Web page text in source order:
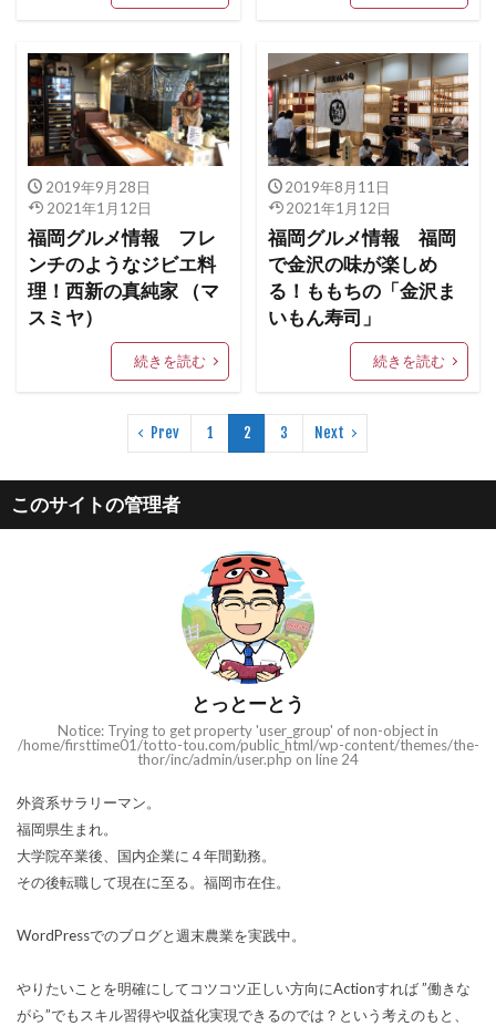
2019年9月28日
2021年1月12日
福岡グルメ情報 フレ
ンチのようなジビエ料
理！西新の真純家 （マ
スミヤ）
続きを読む
2019年8月11日
2021年1月12日
福岡グルメ情報 福岡
で金沢の味が楽しめ
る！ももちの「金沢ま
いもん寿司」
続きを読む
Prev 1 2 3 Next
このサイトの管理者
とっとーとう
Notice: Trying to get property 'user_group' of non-object in
/home/firsttime01/totto-tou.com/public_html/wp-content/themes/the-
thor/inc/admin/user.php on line 24
外資系サラリーマン。
福岡県生まれ。
大学院卒業後、国内企業に４年間勤務。
その後転職して現在に至る。福岡市在住。
WordPressでのブログと週末農業を実践中。
やりたいことを明確にしてコツコツ正しい方向にActionすれば ”働きな
がら”でもスキル習得や収益化実現できるのでは？という考えのもと、